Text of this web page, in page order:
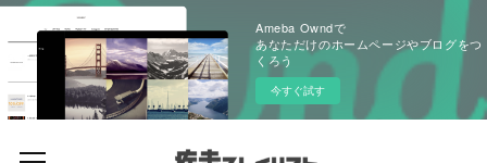
Ameba Owndで
あなただけのホームページやブログをつ
くろう
今すぐ試す